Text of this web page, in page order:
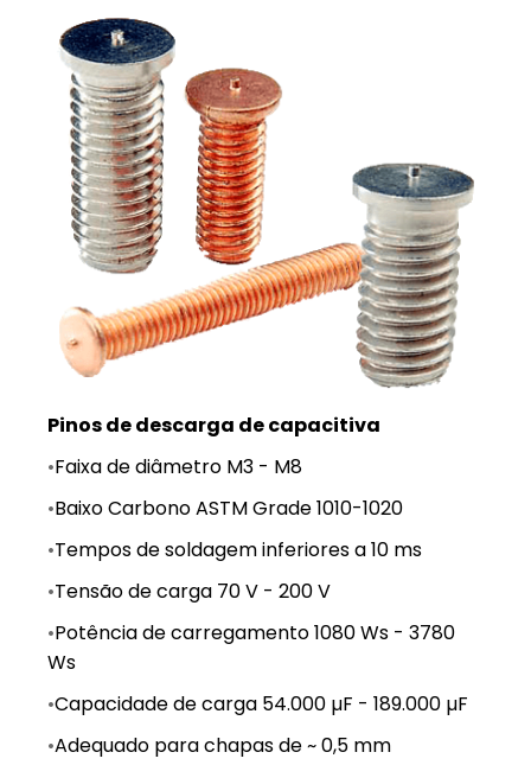
Pinos de descarga de capacitiva
•Faixa de diâmetro M3 - M8
•Baixo Carbono ASTM Grade 1010-1020
•Tempos de soldagem inferiores a 10 ms
•Tensão de carga 70 V - 200 V
•Potência de carregamento 1080 Ws - 3780
Ws
•Capacidade de carga 54.000 µF - 189.000 µF
•Adequado para chapas de ~ 0,5 mm